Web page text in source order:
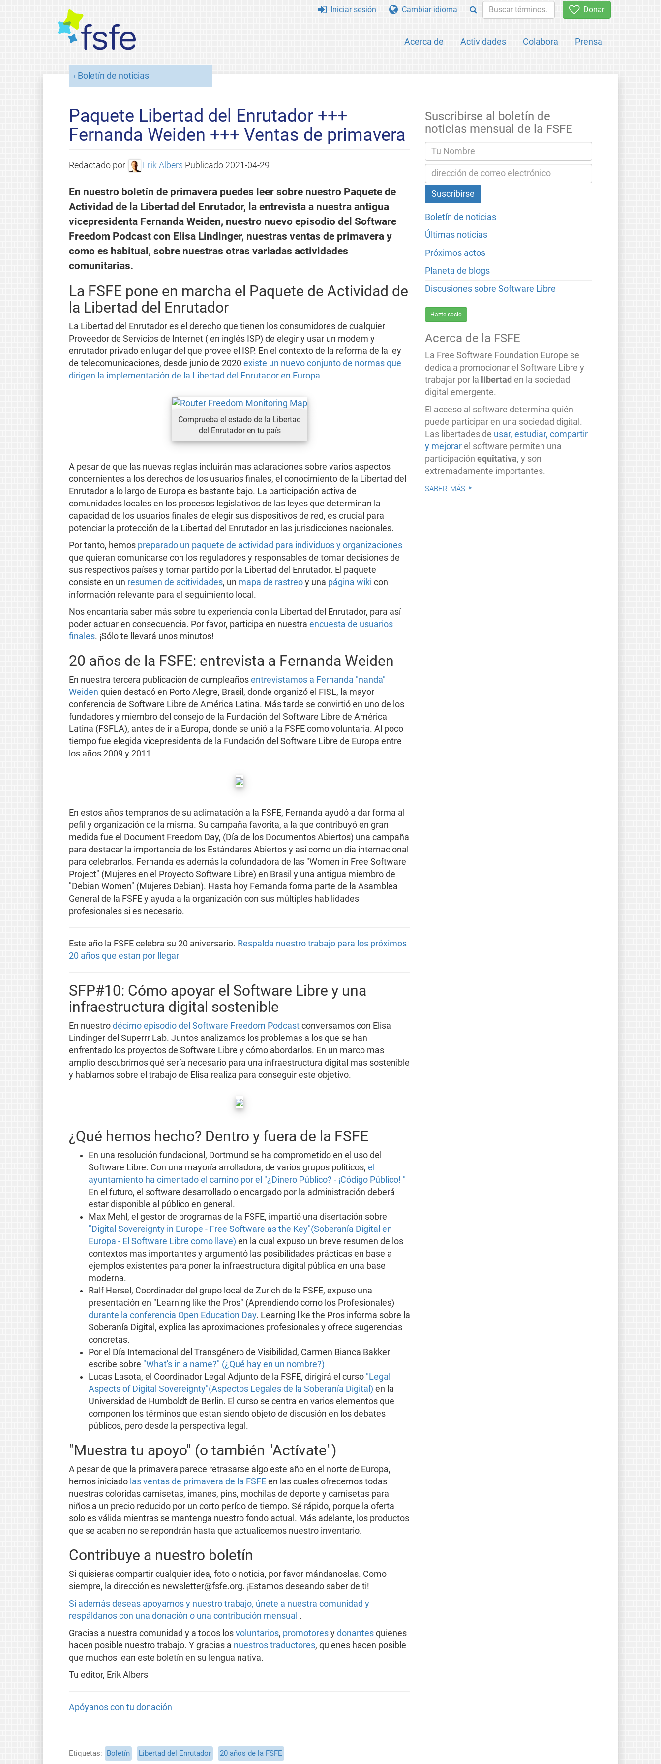
Donar
Acerca de Actividades Colabora Prensa
Iniciar sesión Cambiar idioma
Boletín de noticias
Paquete Libertad del Enrutador +++
Fernanda Weiden +++ Ventas de primavera
Redactado por Erik Albers Publicado 2021-04-29
En nuestro boletín de primavera puedes leer sobre nuestro Paquete de
Actividad de la Libertad del Enrutador, la entrevista a nuestra antigua
vicepresidenta Fernanda Weiden, nuestro nuevo episodio del Software
Freedom Podcast con Elisa Lindinger, nuestras ventas de primavera y
como es habitual, sobre nuestras otras variadas actividades
comunitarias.
La FSFE pone en marcha el Paquete de Actividad de
la Libertad del Enrutador
La Libertad del Enrutador es el derecho que tienen los consumidores de cualquier
Proveedor de Servicios de Internet ( en inglés ISP) de elegir y usar un modem y
enrutador privado en lugar del que provee el ISP. En el contexto de la reforma de la ley
de telecomunicaciones, desde junio de 2020 existe un nuevo conjunto de normas que
dirigen la implementación de la Libertad del Enrutador en Europa.
Comprueba el estado de la Libertad
del Enrutador en tu país
A pesar de que las nuevas reglas incluirán mas aclaraciones sobre varios aspectos
concernientes a los derechos de los usuarios finales, el conocimiento de la Libertad del
Enrutador a lo largo de Europa es bastante bajo. La participación activa de
comunidades locales en los procesos legislativos de las leyes que determinan la
capacidad de los usuarios finales de elegir sus dispositivos de red, es crucial para
potenciar la protección de la Libertad del Enrutador en las jurisdicciones nacionales.
Por tanto, hemos preparado un paquete de actividad para individuos y organizaciones
que quieran comunicarse con los reguladores y responsables de tomar decisiones de
sus respectivos países y tomar partido por la Libertad del Enrutador. El paquete
consiste en un resumen de acitividades, un mapa de rastreoy una página wiki con
información relevante para el seguimiento local.
Nos encantaría saber más sobre tu experiencia con la Libertad del Enrutador, para así
poder actuar en consecuencia. Por favor, participa en nuestra encuesta de usuarios
finales. ¡Sólo te llevará unos minutos!
20 años de la FSFE: entrevista a Fernanda Weiden
En nuestra tercera publicación de cumpleaños entrevistamos a Fernanda "nanda"
Weiden quien destacó en Porto Alegre, Brasil, donde organizó el FISL, la mayor
conferencia de Software Libre de América Latina. Más tarde se convirtió en uno de los
fundadores y miembro del consejo de la Fundación del Software Libre de América
Latina (FSFLA), antes de ir a Europa, donde se unió a la FSFE como voluntaria. Al poco
tiempo fue elegida vicepresidenta de la Fundación del Software Libre de Europa entre
los años 2009 y 2011.
En estos años tempranos de su aclimatación a la FSFE, Fernanda ayudó a dar forma al
pefil y organización de la misma. Su campaña favorita, a la que contribuyó en gran
medida fue el Document Freedom Day, (Día de los Documentos Abiertos) una campaña
para destacar la importancia de los Estándares Abiertos y así como un día internacional
para celebrarlos. Fernanda es además la cofundadora de las "Women in Free Software
Project" (Mujeres en el Proyecto Software Libre) en Brasil y una antigua miembro de
"Debian Women" (Mujeres Debian). Hasta hoy Fernanda forma parte de la Asamblea
General de la FSFE y ayuda a la organización con sus múltiples habilidades
profesionales si es necesario.
Este año la FSFE celebra su 20 aniversario. Respalda nuestro trabajo para los próximos
20 años que estan por llegar
SFP#10: Cómo apoyar el Software Libre y una
infraestructura digital sostenible
En nuestro décimo episodio del Software Freedom Podcastconversamos con Elisa
Lindinger del Superrr Lab. Juntos analizamos los problemas a los que se han
enfrentado los proyectos de Software Libre y cómo abordarlos. En un marco mas
amplio descubrimos qué sería necesario para una infraestructura digital mas sostenible
y hablamos sobre el trabajo de Elisa realiza para conseguir este objetivo.
¿Qué hemos hecho? Dentro y fuera de la FSFE
En una resolución fundacional, Dortmund se ha comprometido en el uso del
Software Libre. Con una mayoría arrolladora, de varios grupos políticos, el
ayuntamiento ha cimentado el camino por el "¿Dinero Público? - ¡Código Público! "
En el futuro, el software desarrollado o encargado por la administración deberá
estar disponible al público en general.
Max Mehl, el gestor de programas de la FSFE, impartió una disertación sobre
"Digital Sovereignty in Europe - Free Software as the Key"(Soberanía Digital en
Europa - El Software Libre como llave) en la cual expuso un breve resumen de los
contextos mas importantes y argumentó las posibilidades prácticas en base a
ejemplos existentes para poner la infraestructura digital pública en una base
moderna.
Ralf Hersel, Coordinador del grupo local de Zurich de la FSFE, expuso una
presentación en "Learning like the Pros" (Aprendiendo como los Profesionales)
durante la conferencia Open Education Day. Learning like the Pros informa sobre la
Soberanía Digital, explica las aproximaciones profesionales y ofrece sugerencias
concretas.
Por el Día Internacional del Transgénero de Visibilidad, Carmen Bianca Bakker
escribe sobre "What's in a name?" (¿Qué hay en un nombre?)
Lucas Lasota, el Coordinador Legal Adjunto de la FSFE, dirigirá el curso "Legal
Aspects of Digital Sovereignty"(Aspectos Legales de la Soberanía Digital) en la
Universidad de Humboldt de Berlin. El curso se centra en varios elementos que
componen los términos que estan siendo objeto de discusión en los debates
públicos, pero desde la perspectiva legal.
"Muestra tu apoyo" (o también "Actívate")
A pesar de que la primavera parece retrasarse algo este año en el norte de Europa,
hemos iniciado las ventas de primavera de la FSFEen las cuales ofrecemos todas
nuestras coloridas camisetas, imanes, pins, mochilas de deporte y camisetas para
niños a un precio reducido por un corto perído de tiempo. Sé rápido, porque la oferta
solo es válida mientras se mantenga nuestro fondo actual. Más adelante, los productos
que se acaben no se repondrán hasta que actualicemos nuestro inventario.
Contribuye a nuestro boletín
Si quisieras compartir cualquier idea, foto o noticia, por favor mándanoslas. Como
siempre, la dirección es newsletter@fsfe.org. ¡Estamos deseando saber de ti!
Si además deseas apoyarnos y nuestro trabajo, únete a nuestra comunidad y
respáldanos con una donación o una contribución mensual .
Gracias a nuestra comunidad y a todos los voluntarios, promotoresy donantesquienes
hacen posible nuestro trabajo. Y gracias a nuestros traductores, quienes hacen posible
que muchos lean este boletín en su lengua nativa.
Tu editor, Erik Albers
Apóyanos con tu donación
Etiquetas Boletín Libertad del Enrutador 20 años de la FSFE
Suscribirse al boletín de
noticias mensual de la FSFE
Boletín de noticias
Últimas noticias
Próximos actos
Planeta de blogs
Discusiones sobre Software Libre
Hazte socio
Acerca de la FSFE
La Free Software Foundation Europe se
dedica a promocionar el Software Libre y
trabajar por la libertad en la sociedad
digital emergente.
El acceso al software determina quién
puede participar en una sociedad digital.
Las libertades de usar, estudiar, compartir
y mejorar el software permiten una
participaciónequitativa, y son
extremadamente importantes.
saber más